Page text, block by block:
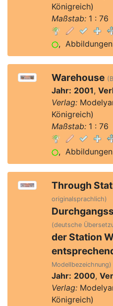
Königreich)
Maßstab:1 : 76
,
Warehouse
Jahr: 2001,
Verlag:
Königreich)
Maßstab:1 : 76
,
Through
originalsprachlich)
(deutsche
der Station
Modellbezeichnung)
Jahr: 2000,
Verlag:
Königreich)